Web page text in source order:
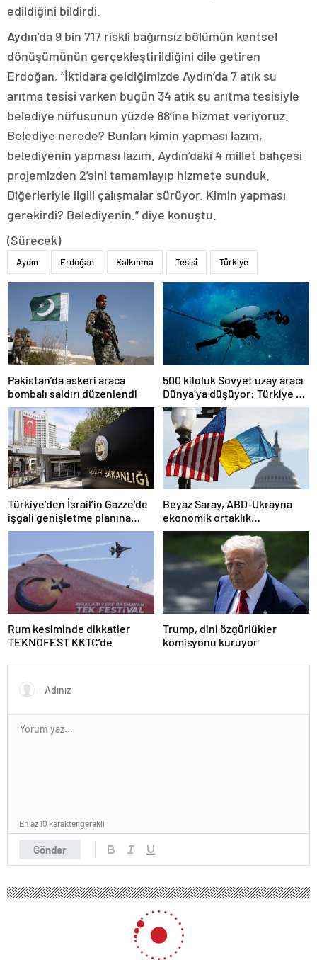
edildiğini bildirdi.
Aydın’da 9 bin 717 riskli bağımsız bölümün kentsel
dönüşümünün gerçekleştirildiğini dile getiren
Erdoğan, “İktidara geldiğimizde Aydın’da 7 atık su
arıtma tesisi varken bugün 34 atık su arıtma tesisiyle
belediye nüfusunun yüzde 88’ine hizmet veriyoruz.
Belediye nerede? Bunları kimin yapması lazım,
belediyenin yapması lazım. Aydın’daki 4 millet bahçesi
projemizden 2’sini tamamlayıp hizmete sunduk.
Diğerleriyle ilgili çalışmalar sürüyor. Kimin yapması
gerekirdi? Belediyenin.” diye konuştu.
(Sürecek)
Aydın Erdoğan Kalkınma Tesisi Türkiye
Pakistan’da askeri araca
bombalı saldırı düzenlendi
500 kiloluk Sovyet uzay aracı
Dünya’ya düşüyor: Türkiye de
risk altında
Türkiye’den İsrail’in Gazze’de
işgali genişletme planına
tepki
Beyaz Saray, ABD-Ukrayna
ekonomik ortaklık
anlaşmasının detaylarını
Rum kesiminde dikkatler
TEKNOFEST KKTC’de
Trump, dini özgürlükler
komisyonu kuruyor
Gönder
En az 10 karakter gerekli